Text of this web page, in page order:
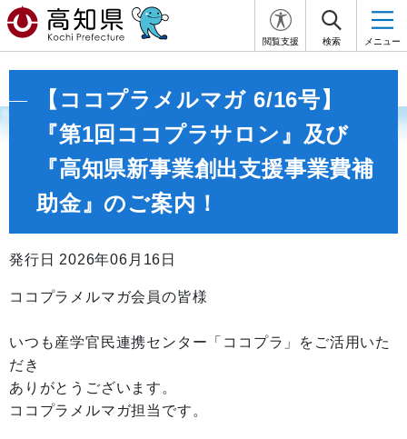
閲覧支援 検索 メニュー
【ココプラメルマガ 6/16号】
『第1回ココプラサロン』及び
『高知県新事業創出支援事業費補
助金』のご案内！
発行日 2026年06月16日
ココプラメルマガ会員の皆様
いつも産学官民連携センター「ココプラ」をご活用いた
だき
ありがとうございます。
ココプラメルマガ担当です。